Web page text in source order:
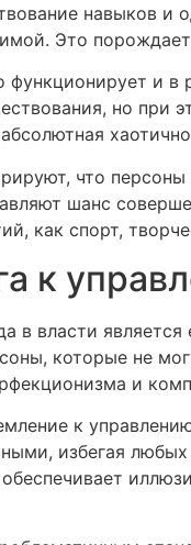
навыков
Это
и в
но
что персоны
шанс
как спорт,
к
в власти
которые не
и
к
избегая
обеспечивает